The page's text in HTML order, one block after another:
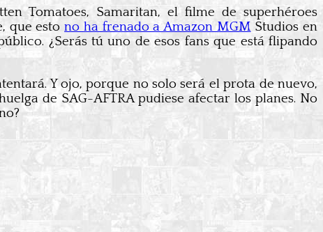
Tomatoes, Samaritan, el filme de superhéroes
que estono ha frenado a Amazon MGM Studios en
¿Serás tú uno de esos fans que está flipando
Y ojo, porque no solo será el prota de nuevo,
de SAG-AFTRA pudiese afectar los planes. No